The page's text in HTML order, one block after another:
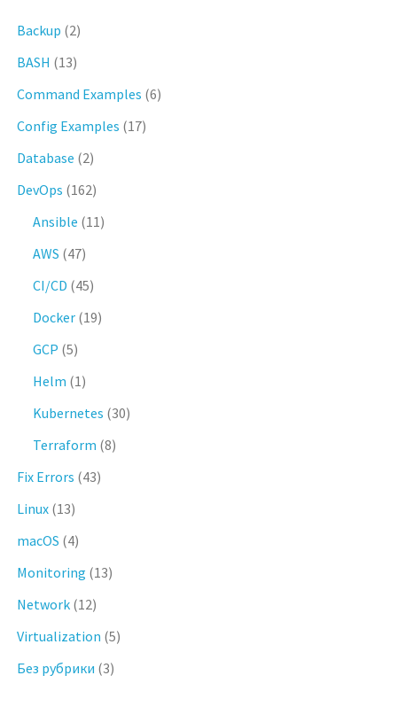
Backup (2)
BASH (13)
Command Examples (6)
Config Examples (17)
Database (2)
DevOps (162)
Ansible (11)
AWS (47)
CI/CD (45)
Docker (19)
GCP (5)
Helm (1)
Kubernetes (30)
Terraform (8)
Fix Errors (43)
Linux (13)
macOS (4)
Monitoring (13)
Network (12)
Virtualization (5)
Без рубрики (3)